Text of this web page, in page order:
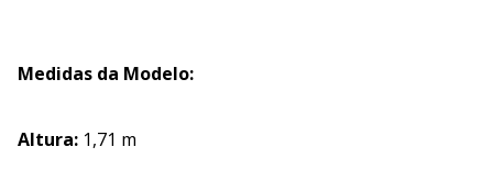
Medidas da Modelo:
Altura: 1,71 m